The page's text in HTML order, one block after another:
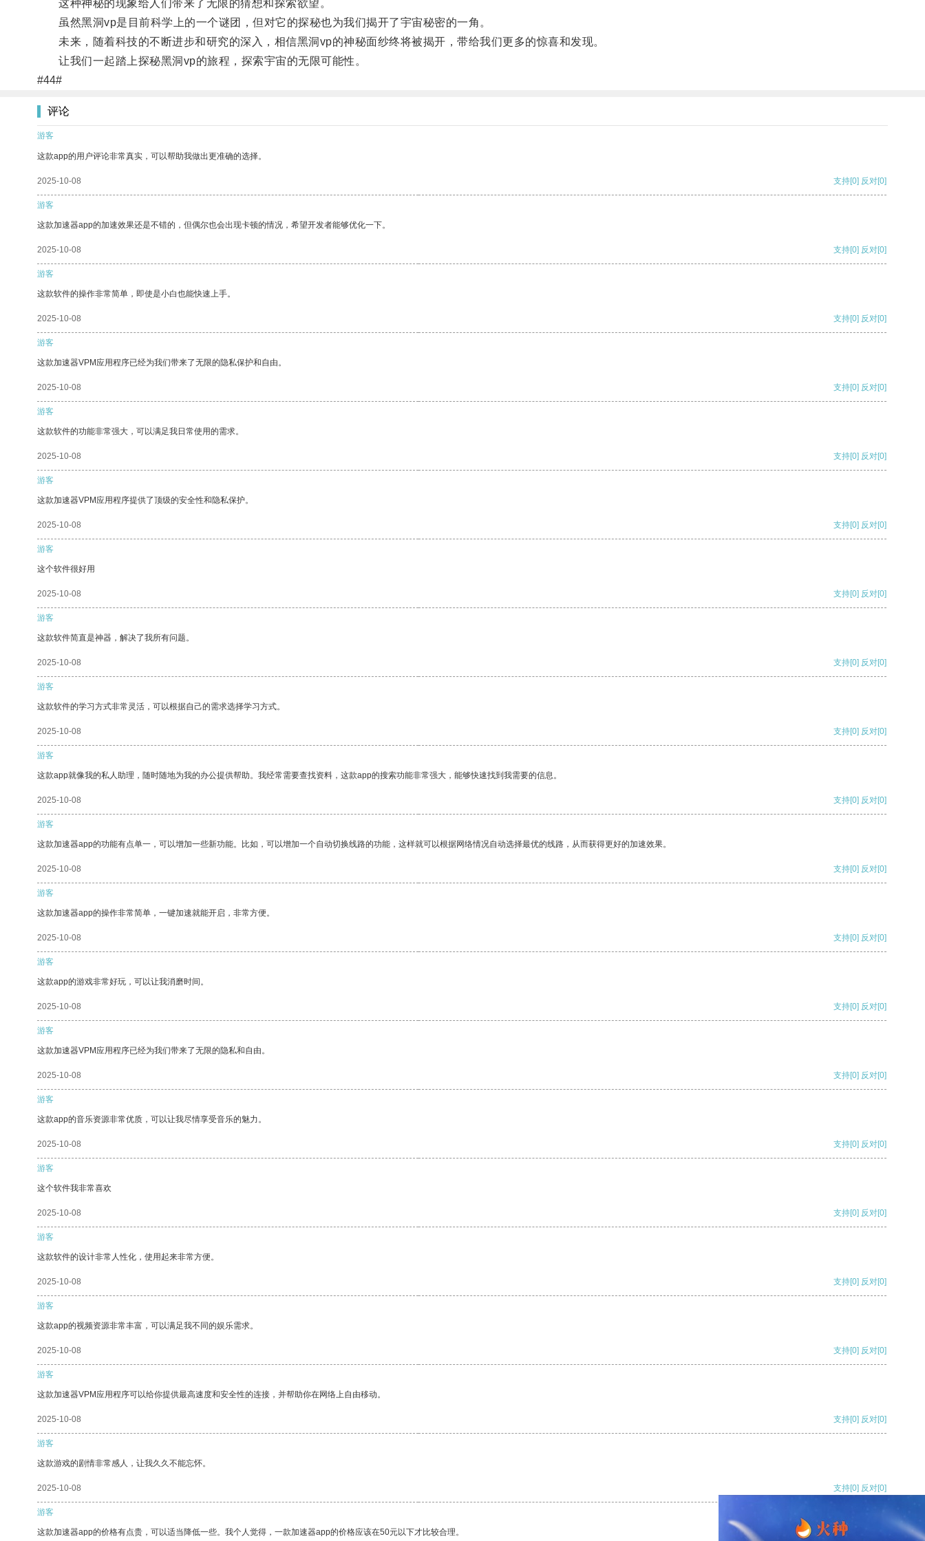
这种神秘的现象给人们带来了无限的猜想和探索欲望。
虽然黑洞vp是目前科学上的一个谜团，但对它的探秘也为我们揭开了宇宙秘密的一角。
未来，随着科技的不断进步和研究的深入，相信黑洞vp的神秘面纱终将被揭开，带给我们更多的惊喜和发现。
让我们一起踏上探秘黑洞vp的旅程，探索宇宙的无限可能性。
#44#
评论
游客
这款app的用户评论非常真实，可以帮助我做出更准确的选择。
2025-10-08 支持[0] 反对[0]
游客
这款加速器app的加速效果还是不错的，但偶尔也会出现卡顿的情况，希望开发者能够优化一下。
2025-10-08 支持[0] 反对[0]
游客
这款软件的操作非常简单，即使是小白也能快速上手。
2025-10-08 支持[0] 反对[0]
游客
这款加速器VPM应用程序已经为我们带来了无限的隐私保护和自由。
2025-10-08 支持[0] 反对[0]
游客
这款软件的功能非常强大，可以满足我日常使用的需求。
2025-10-08 支持[0] 反对[0]
游客
这款加速器VPM应用程序提供了顶级的安全性和隐私保护。
2025-10-08 支持[0] 反对[0]
游客
这个软件很好用
2025-10-08 支持[0] 反对[0]
游客
这款软件简直是神器，解决了我所有问题。
2025-10-08 支持[0] 反对[0]
游客
这款软件的学习方式非常灵活，可以根据自己的需求选择学习方式。
2025-10-08 支持[0] 反对[0]
游客
这款app就像我的私人助理，随时随地为我的办公提供帮助。我经常需要查找资料，这款app的搜索功能非常强大，能够快速找到我需要的信息。
2025-10-08 支持[0] 反对[0]
游客
这款加速器app的功能有点单一，可以增加一些新功能。比如，可以增加一个自动切换线路的功能，这样就可以根据网络情况自动选择最优的线路，从而获得更好的加速效果。
2025-10-08 支持[0] 反对[0]
游客
这款加速器app的操作非常简单，一键加速就能开启，非常方便。
2025-10-08 支持[0] 反对[0]
游客
这款app的游戏非常好玩，可以让我消磨时间。
2025-10-08 支持[0] 反对[0]
游客
这款加速器VPM应用程序已经为我们带来了无限的隐私和自由。
2025-10-08 支持[0] 反对[0]
游客
这款app的音乐资源非常优质，可以让我尽情享受音乐的魅力。
2025-10-08 支持[0] 反对[0]
游客
这个软件我非常喜欢
2025-10-08 支持[0] 反对[0]
游客
这款软件的设计非常人性化，使用起来非常方便。
2025-10-08 支持[0] 反对[0]
游客
这款app的视频资源非常丰富，可以满足我不同的娱乐需求。
2025-10-08 支持[0] 反对[0]
游客
这款加速器VPM应用程序可以给你提供最高速度和安全性的连接，并帮助你在网络上自由移动。
2025-10-08 支持[0] 反对[0]
游客
这款游戏的剧情非常感人，让我久久不能忘怀。
2025-10-08 支持[0] 反对[0]
游客
这款加速器app的价格有点贵，可以适当降低一些。我个人觉得，一款加速器app的价格应该在50元以下才比较合理。